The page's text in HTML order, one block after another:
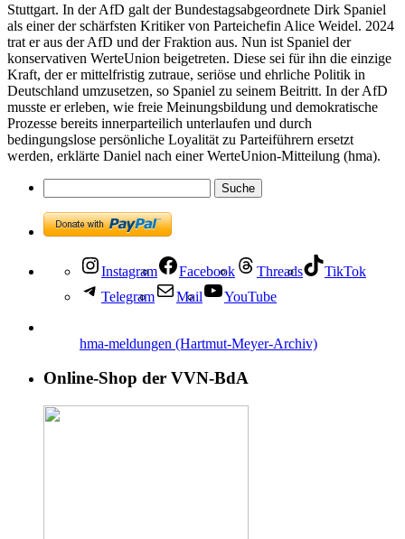
Stuttgart. In der AfD galt der Bundestagsabgeordnete Dirk Spaniel
als einer der schärfsten Kritiker von Parteichefin Alice Weidel. 2024
trat er aus der AfD und der Fraktion aus. Nun ist Spaniel der
konservativen WerteUnion beigetreten. Diese sei für ihn die einzige
Kraft, der er mittelfristig zutraue, seriöse und ehrliche Politik in
Deutschland umzusetzen, so Spaniel zu seinem Beitritt. In der AfD
musste er erleben, wie freie Meinungsbildung und demokratische
Prozesse bereits innerparteilich unterlaufen und durch
bedingungslose persönliche Loyalität zu Parteiführern ersetzt
werden, erklärte Daniel nach einer WerteUnion-Mitteilung (hma).
Instagram Facebook Threads
TikTok
Telegram
Mail YouTube
hma-meldungen (Hartmut-Meyer-Archiv)
Online-Shop der VVN-BdA